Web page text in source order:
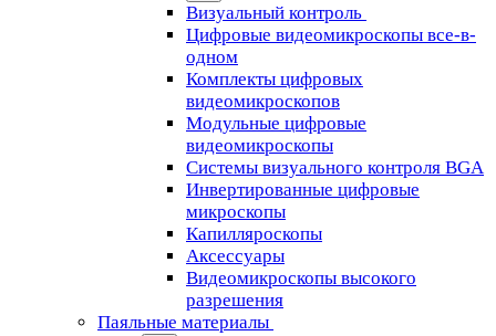
Визуальный контроль
Цифровые видеомикроскопы все-в-
одном
Комплекты цифровых
видеомикроскопов
Модульные цифровые
видеомикроскопы
Cистемы визуального контроля BGA
Инвертированные цифровые
микроскопы
Капилляроскопы
Аксессуары
Видеомикроскопы высокого
разрешения
Паяльные материалы